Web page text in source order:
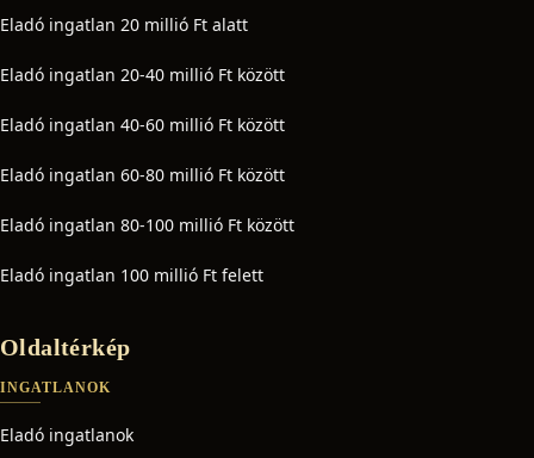
Eladó ingatlan 20 millió Ft alatt
Eladó ingatlan 20-40 millió Ft között
Eladó ingatlan 40-60 millió Ft között
Eladó ingatlan 60-80 millió Ft között
Eladó ingatlan 80-100 millió Ft között
Eladó ingatlan 100 millió Ft felett
Oldaltérkép
INGATLANOK
Eladó ingatlanok